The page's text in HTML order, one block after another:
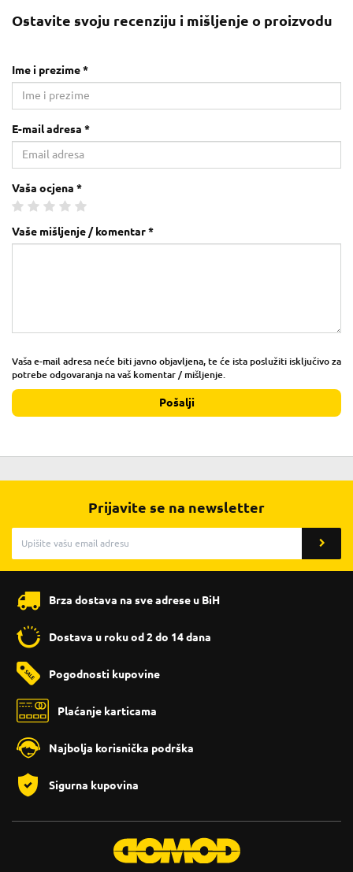
Ostavite svoju recenziju i mišljenje o proizvodu
Ime i prezime *
E-mail adresa *
Vaša ocjena *
Vaše mišljenje / komentar *
Vaša e-mail adresa neće biti javno objavljena, te će ista poslužiti isključivo za
potrebe odgovaranja na vaš komentar / mišljenje.
Pošalji
Prijavite se na newsletter
Brza dostava na sve adrese u BiH
Dostava u roku od 2 do 14 dana
Pogodnosti kupovine
Plaćanje karticama
Najbolja korisnička podrška
Sigurna kupovina